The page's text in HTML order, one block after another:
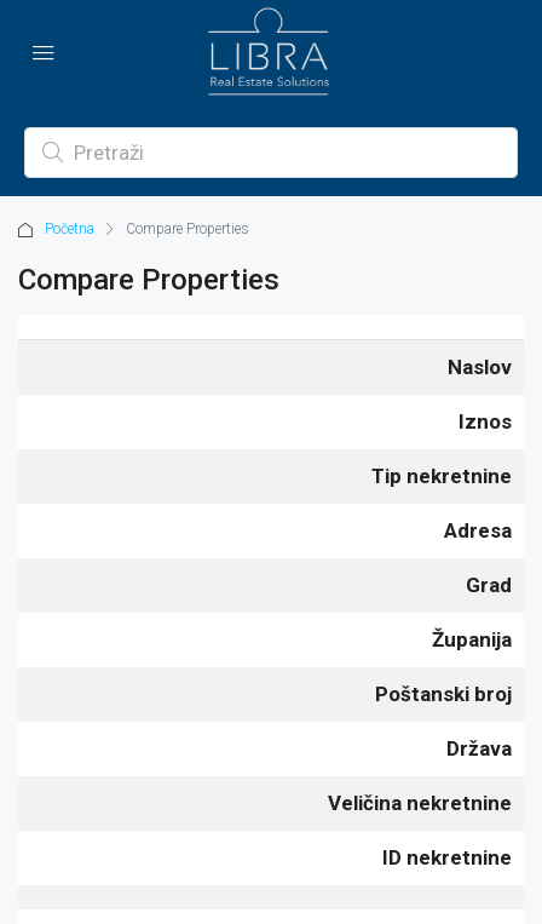
Početna Compare Properties
Compare Properties
Naslov
Iznos
Tip nekretnine
Adresa
Grad
Županija
Poštanski broj
Država
Veličina nekretnine
ID nekretnine